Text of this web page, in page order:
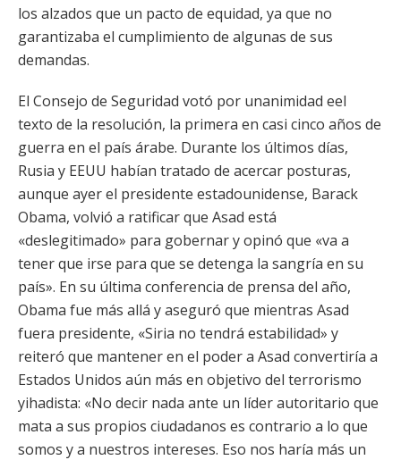
los alzados que un pacto de equidad, ya que no
garantizaba el cumplimiento de algunas de sus
demandas.
El Consejo de Seguridad votó por unanimidad eel
texto de la resolución, la primera en casi cinco años de
guerra en el país árabe. Durante los últimos días,
Rusia y EEUU habían tratado de acercar posturas,
aunque ayer el presidente estadounidense, Barack
Obama, volvió a ratificar que Asad está
«deslegitimado» para gobernar y opinó que «va a
tener que irse para que se detenga la sangría en su
país». En su última conferencia de prensa del año,
Obama fue más allá y aseguró que mientras Asad
fuera presidente, «Siria no tendrá estabilidad» y
reiteró que mantener en el poder a Asad convertiría a
Estados Unidos aún más en objetivo del terrorismo
yihadista: «No decir nada ante un líder autoritario que
mata a sus propios ciudadanos es contrario a lo que
somos y a nuestros intereses. Eso nos haría más un